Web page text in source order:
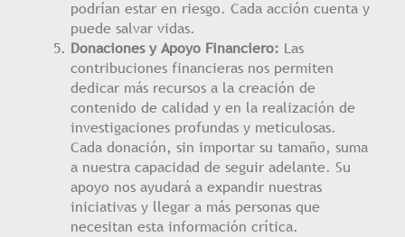
podrían estar en riesgo. Cada acción cuenta y
puede salvar vidas.
Donaciones y Apoyo Financiero: Las
contribuciones financieras nos permiten
dedicar más recursos a la creación de
contenido de calidad y en la realización de
investigaciones profundas y meticulosas.
Cada donación, sin importar su tamaño, suma
a nuestra capacidad de seguir adelante. Su
apoyo nos ayudará a expandir nuestras
iniciativas y llegar a más personas que
necesitan esta información crítica.